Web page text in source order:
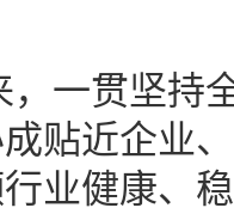
，一贯坚持
贴近企业
业健康、